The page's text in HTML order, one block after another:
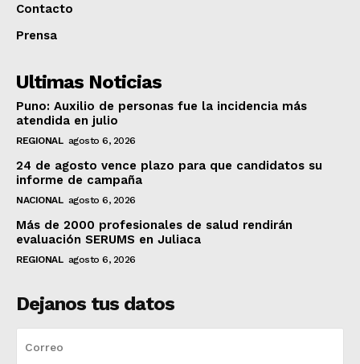
Contacto
Prensa
Ultimas Noticias
Puno: Auxilio de personas fue la incidencia más
atendida en julio
REGIONAL agosto 6, 2026
24 de agosto vence plazo para que candidatos su
informe de campaña
NACIONAL agosto 6, 2026
Más de 2000 profesionales de salud rendirán
evaluación SERUMS en Juliaca
REGIONAL agosto 6, 2026
Dejanos tus datos